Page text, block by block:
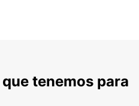
tenemos para